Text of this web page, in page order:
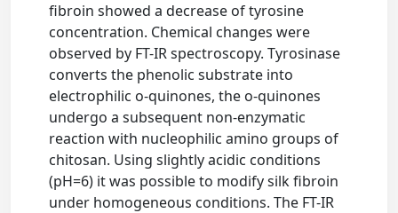
fibroin showed a decrease of tyrosine
concentration. Chemical changes were
observed by FT-IR spectroscopy. Tyrosinase
converts the phenolic substrate into
electrophilic o-quinones, the o-quinones
undergo a subsequent non-enzymatic
reaction with nucleophilic amino groups of
chitosan. Using slightly acidic conditions
(pH=6) it was possible to modify silk fibroin
under homogeneous conditions. The FT-IR